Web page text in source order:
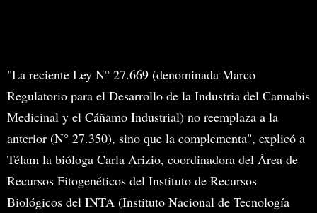
"La reciente Ley N° 27.669 (denominada Marco
Regulatorio para el Desarrollo de la Industria del Cannabis
Medicinal y el Cáñamo Industrial) no reemplaza a la
anterior (N° 27.350), sino que la complementa", explicó a
Télam la bióloga Carla Arizio, coordinadora del Área de
Recursos Fitogenéticos del Instituto de Recursos
Biológicos del INTA (Instituto Nacional de Tecnología